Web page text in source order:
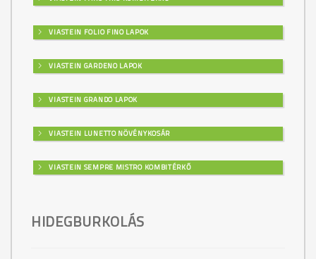
VIASTEIN FOLIO FINO LAPOK
VIASTEIN GARDENO LAPOK
VIASTEIN GRANDO LAPOK
VIASTEIN LUNETTO NÖVÉNYKOSÁR
VIASTEIN SEMPRE MISTRO KOMBITÉRKŐ
HIDEGBURKOLÁS